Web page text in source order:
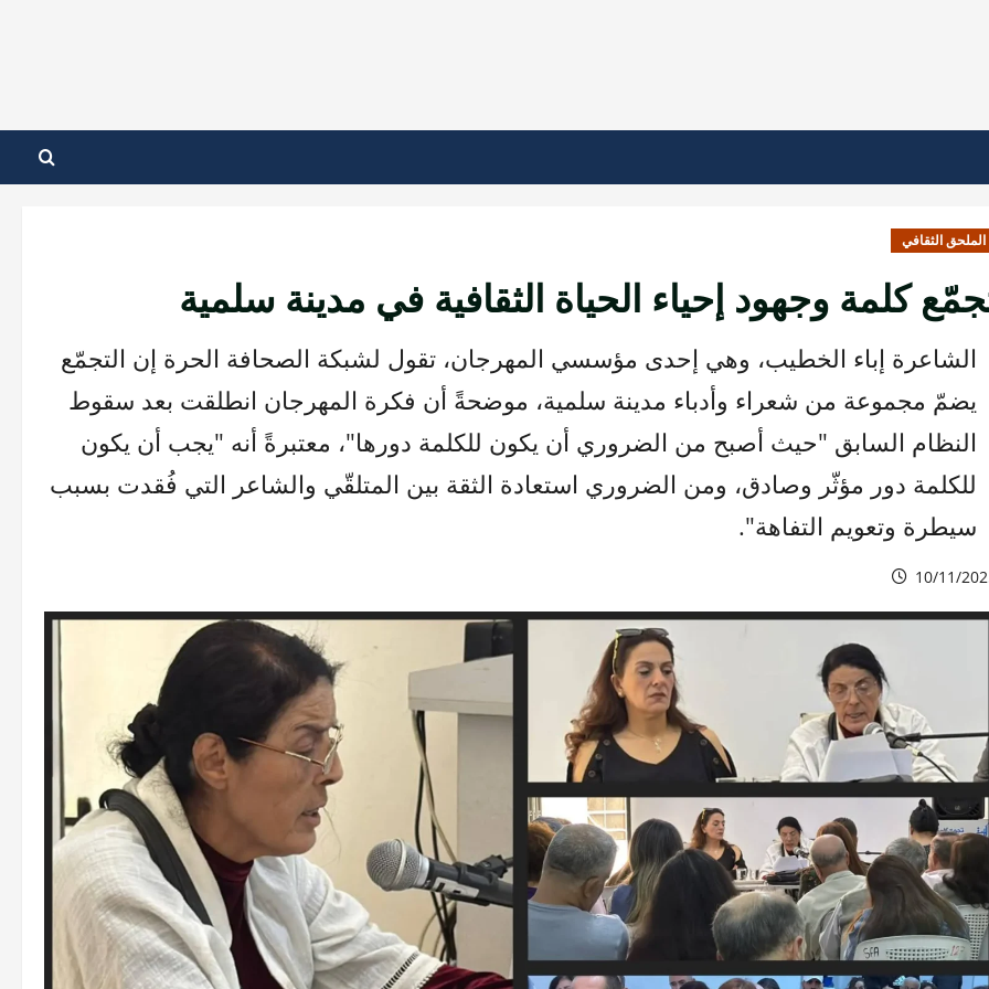
الملحق الثقافي
كلمة وجهود إحياء الحياة الثقافية في مدينة سلمية
الشاعرة إباء الخطيب، وهي إحدى مؤسسي المهرجان، تقول لشبكة الصحافة الحرة إن التجمّع
يضمّ مجموعة من شعراء وأدباء مدينة سلمية، موضحةً أن فكرة المهرجان انطلقت بعد سقوط
النظام السابق "حيث أصبح من الضروري أن يكون للكلمة دورها"، معتبرةً أنه "يجب أن يكون
للكلمة دور مؤثّر وصادق، ومن الضروري استعادة الثقة بين المتلقّي والشاعر التي فُقدت بسبب
سيطرة وتعويم التفاهة".
10/11/